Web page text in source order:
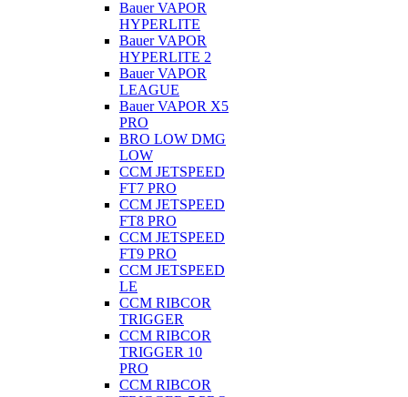
Bauer VAPOR
HYPERLITE
Bauer VAPOR
HYPERLITE 2
Bauer VAPOR
LEAGUE
Bauer VAPOR X5
PRO
BRO LOW DMG
LOW
CCM JETSPEED
FT7 PRO
CCM JETSPEED
FT8 PRO
CCM JETSPEED
FT9 PRO
CCM JETSPEED
LE
CCM RIBCOR
TRIGGER
CCM RIBCOR
TRIGGER 10
PRO
CCM RIBCOR